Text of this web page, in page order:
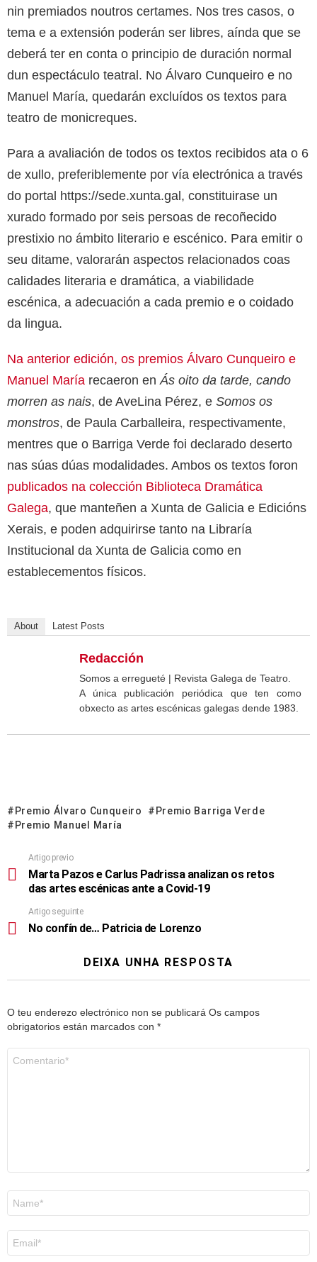
nin premiados noutros certames. Nos tres casos, o
tema e a extensión poderán ser libres, aínda que se
deberá ter en conta o principio de duración normal
dun espectáculo teatral. No Álvaro Cunqueiro e no
Manuel María, quedarán excluídos os textos para
teatro de monicreques.
Para a avaliación de todos os textos recibidos ata o 6
de xullo, preferiblemente por vía electrónica a través
do portal https://sede.xunta.gal, constituirase un
xurado formado por seis persoas de recoñecido
prestixio no ámbito literario e escénico. Para emitir o
seu ditame, valorarán aspectos relacionados coas
calidades literaria e dramática, a viabilidade
escénica, a adecuación a cada premio e o coidado
da lingua.
Na anterior edición, os premios Álvaro Cunqueiro e
Manuel María recaeron enÁs oito da tarde, cando
morren as nais, de AveLina Pérez, e Somos os
monstros, de Paula Carballeira, respectivamente,
mentres que o Barriga Verde foi declarado deserto
nas súas dúas modalidades. Ambos os textos foron
publicados na colección Biblioteca Dramática
Galega, que manteñen a Xunta de Galicia e Edicións
Xerais, e poden adquirirse tanto na Libraría
Institucional da Xunta de Galicia como en
establecementos físicos.
About Latest Posts
Redacción
Somos a erregueté | Revista Galega de Teatro.
A única publicación periódica que ten como
obxecto as artes escénicas galegas dende 1983.
Premio Álvaro Cunqueiro
Premio Barriga Verde
Premio Manuel María
Artigo previo
Marta Pazos e Carlus Padrissa analizan os retos
das artes escénicas ante a Covid-19
Artigo seguinte
No confín de… Patricia de Lorenzo
DEIXA UNHA RESPOSTA
O teu enderezo electrónico non se publicará Os campos
obrigatorios están marcados con *
electrónico
*